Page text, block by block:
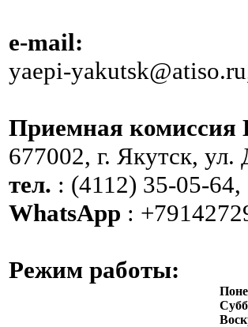
e-mail:
yaepi-
Приемная комиссия
677002, г. Якутск, ул.
тел. : (4112) 35-05-64,
WhatsApp :
Режим работы: